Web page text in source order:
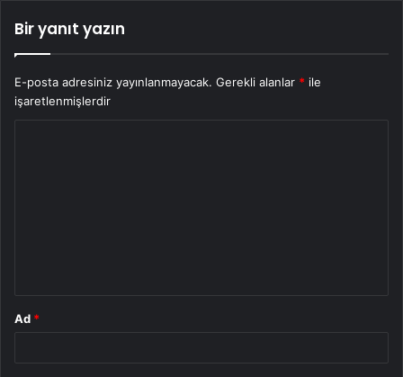
Bir yanıt yazın
E-posta adresiniz yayınlanmayacak. Gerekli alanlar * ile
işaretlenmişlerdir
Ad *